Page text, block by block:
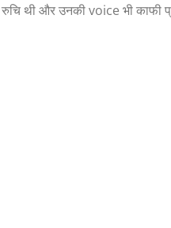
थी और उनकी voice भी काफी